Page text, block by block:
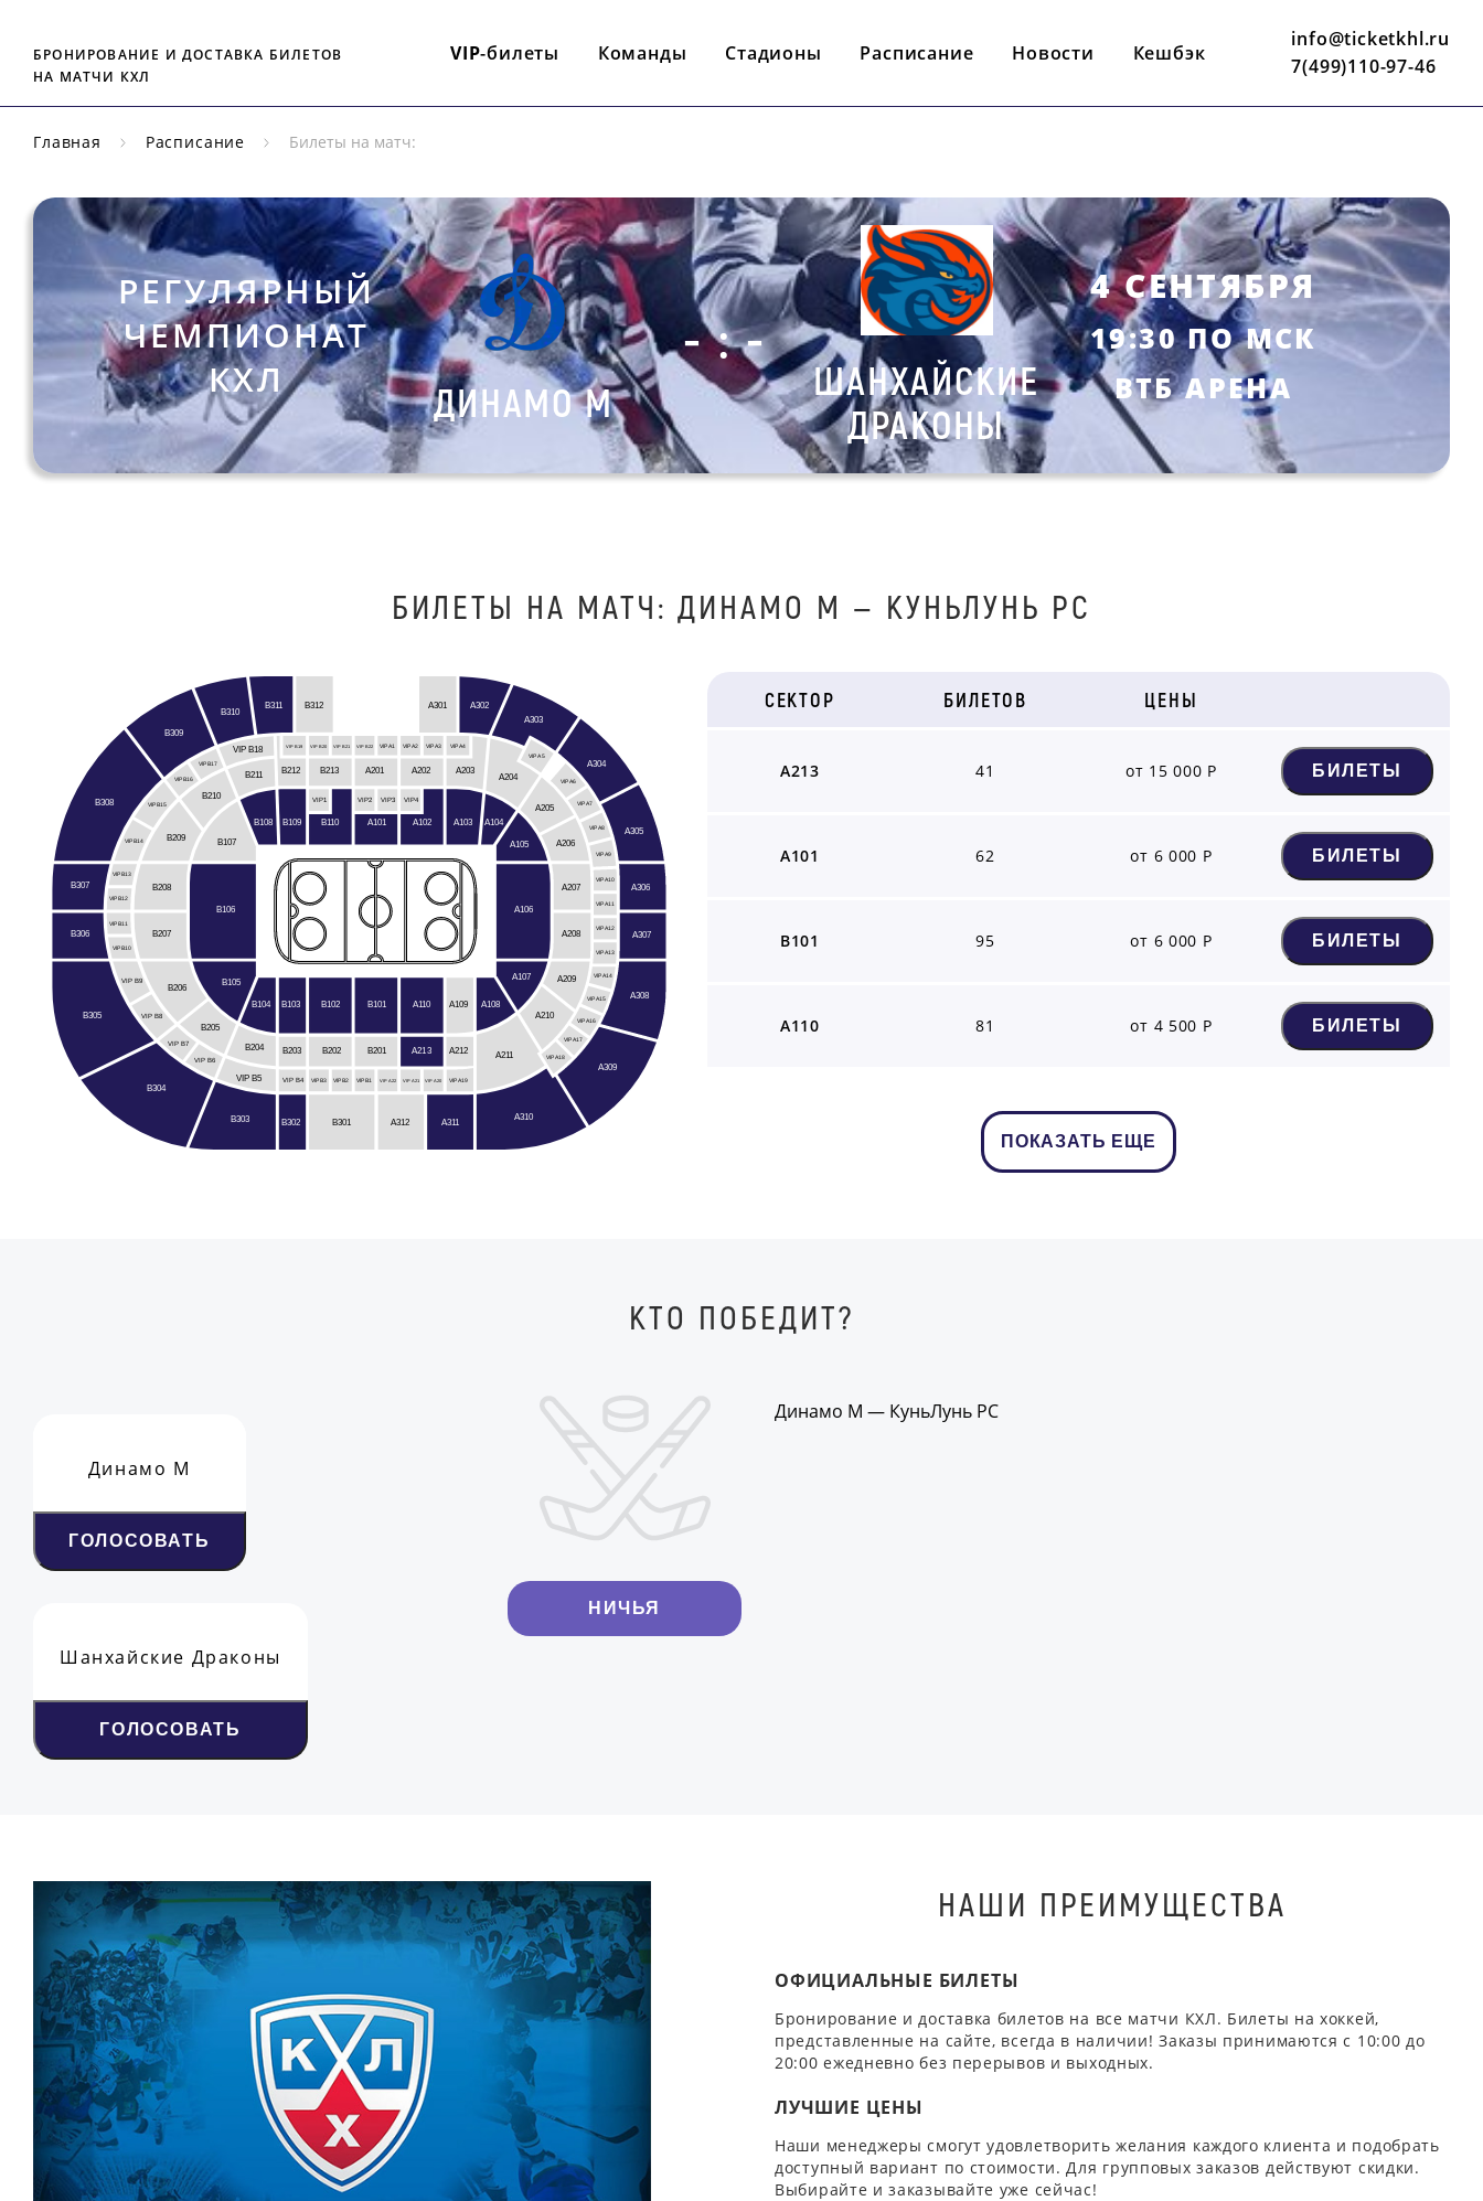
БРОНИРОВАНИЕ И ДОСТАВКА БИЛЕТОВ
НА МАТЧИ КХЛ
VIP-билеты Команды Стадионы Расписание Новости Кешбэк
info@ticketkhl.ru
7(499)110-97-46
Главная Расписание Билеты на матч:
РЕГУЛЯРНЫЙ
ЧЕМПИОНАТ
КХЛ
ДИНАМО М
- : -
ШАНХАЙСКИЕ
ДРАКОНЫ
4 СЕНТЯБРЯ
19:30 ПО МСК
ВТБ АРЕНА
БИЛЕТЫ НА МАТЧ: ДИНАМО М — КУНЬЛУНЬ РС
A103
A104
A105
A106
A107
A108
A109
B103
B104
B105
B106
B107
B108 B109
A203
A204
A205
A206
A207
A208
A209
A210
A211
A212
B203
B204
B205
B206
B207
B208
B209
B210
B211 B212
A301
A302
A303
A304
A305
A306
A307
A308
A309
A310
A311
B302
B303
B304
B305
B306
B307
B308
B309
B310
B311
VIP A1
VIP A5
VIP A6
VIP A7
VIP A8
VIP A9
VIP A10
VIP A13
VIP A14
VIP A15
VIP A16
VIP A17
VIP A18
VIP A19
VIP B4
VIP B5
VIP B6
VIP B7
VIP B8
VIP B9
VIP B10
VIP B11
VIP B12
VIP B13
VIP B14
VIP B15
VIP B16
VIP B17
VIP B18
B301 A312
B312
VIP B19 VIP B20 VIP B21 VIP B22 VIP A2 VIP A3 VIP A4
VIP B3 VIP B2 VIP B1 VIP A22 VIP A21 VIP A20
VIP A11
VIP A12
B201
B202 A213
B213 A201 A202
B102 B101 A110
A102
A101
B110
VIP1 VIP2 VIP3 VIP4
СЕКТОР БИЛЕТОВ ЦЕНЫ
A213 41 от 15 000 Р БИЛЕТЫ
A101 62 от 6 000 Р БИЛЕТЫ
B101 95 от 6 000 Р БИЛЕТЫ
A110 81 от 4 500 Р БИЛЕТЫ
ПОКАЗАТЬ ЕЩЕ
КТО ПОБЕДИТ?
Динамо М
ГОЛОСОВАТЬ
НИЧЬЯ
Шанхайские Драконы
ГОЛОСОВАТЬ
Динамо М — КуньЛунь РС
НАШИ ПРЕИМУЩЕСТВА
ОФИЦИАЛЬНЫЕ БИЛЕТЫ
Бронирование и доставка билетов на все матчи КХЛ. Билеты на хоккей,
представленные на сайте, всегда в наличии! Заказы принимаются с 10:00 до
20:00 ежедневно без перерывов и выходных.
ЛУЧШИЕ ЦЕНЫ
Наши менеджеры смогут удовлетворить желания каждого клиента и подобрать
доступный вариант по стоимости. Для групповых заказов действуют скидки.
Выбирайте и заказывайте уже сейчас!